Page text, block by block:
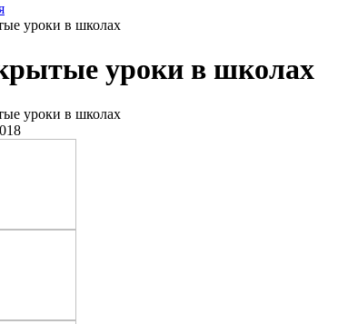
уроки в школах
уроки в школах
уроки в школах